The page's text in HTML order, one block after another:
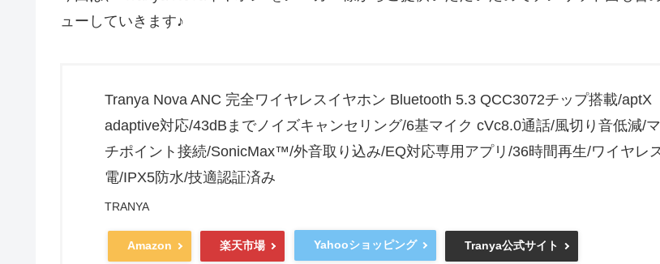
ューしていきます♪
Tranya Nova ANC 完全ワイヤレスイヤホン Bluetooth 5.3 QCC3072チップ搭載/aptX
adaptive対応/43dBまでノイズキャンセリング/6基マイク cVc8.0通話/風切り音低減/
チポイント接続/SonicMax™/外音取り込み/EQ対応専用アプリ/36時間再生/ワイヤレ
電/IPX5防水/技適認証済み
TRANYA
Amazon 楽天市場 Yahooショッピング Tranya公式サイト